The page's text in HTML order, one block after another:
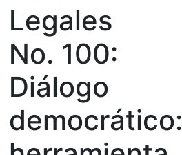
Legales
No. 100:
Diálogo